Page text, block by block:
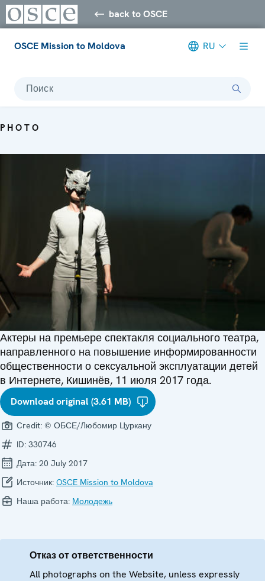
back to OSCE
OSCE Mission to Moldova RU
Поиск
PHOTO
Актеры на премьере спектакля социального театра,
направленного на повышение информированности
общественности о сексуальной эксплуатации детей
в Интернете, Кишинёв, 11 июля 2017 года.
Download original (3.61 MB)
Credit: © ОБСЕ/Любомир Цуркану
ID: 330746
Дата: 20 July 2017
Источник: OSCE Mission to Moldova
Наша работа: Молодежь
Отказ от ответственности
All photographs on the Website, unless expressly